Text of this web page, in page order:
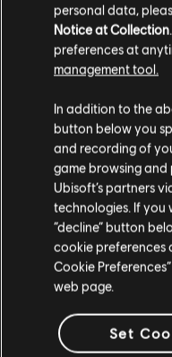
아바타:
5종
공식 Ubisoft 상점에서 좋아하는
렉터 에디션과 멋진 프로모션 등
스부터 수집품까지, 풍성한 즐길
고객님은 미국에
구매를 위해 로컬
현
personal data,
Notice at Collection
preferences at
management tool.
In addition to the
button below you
and recording of
game browsing
Ubisoft’s partners
technologies. If you
“decline” button
cookie preferences
Cookie
web page.
Set